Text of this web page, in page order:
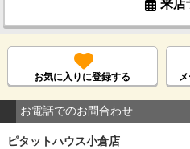
来店
お気に入りに登録する
お電話でのお問合わせ
ピタットハウス小倉店